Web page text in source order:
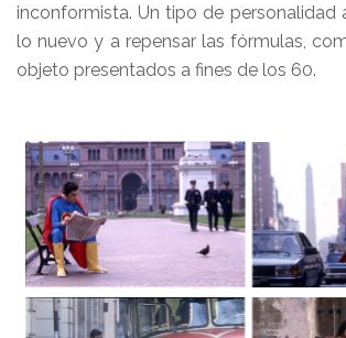
inconformista. Un tipo de personalidad
lo nuevo y a repensar las fórmulas,
objeto presentados a fines de los 60.